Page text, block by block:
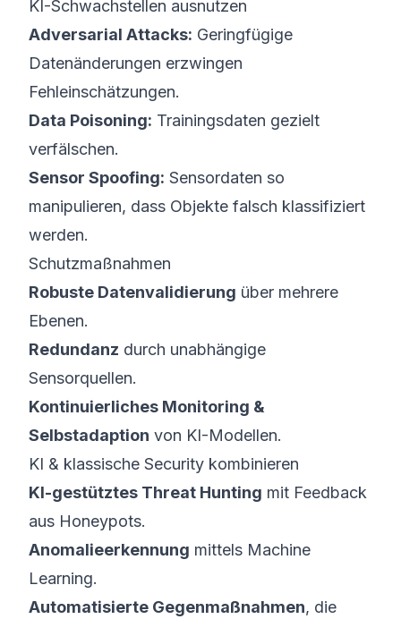
KI-Schwachstellen ausnutzen
Adversarial Attacks: Geringfügige
Datenänderungen erzwingen
Fehleinschätzungen.
Data Poisoning: Trainingsdaten gezielt
verfälschen.
Sensor Spoofing: Sensordaten so
manipulieren, dass Objekte falsch klassifiziert
werden.
Schutzmaßnahmen
Robuste Datenvalidierung über mehrere
Ebenen.
Redundanz durch unabhängige
Sensorquellen.
Kontinuierliches Monitoring &
Selbstadaption von KI-Modellen.
KI & klassische Security kombinieren
KI-gestütztes Threat Hunting mit Feedback
aus Honeypots.
Anomalieerkennung mittels Machine
Learning.
Automatisierte Gegenmaßnahmen, die